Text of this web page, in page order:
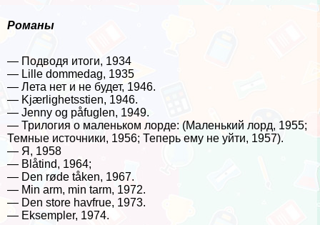
Романы
— Подводя итоги, 1934
— Lille dommedag, 1935
— Лета нет и не будет, 1946.
— Kjærlighetsstien, 1946.
— Jenny og påfuglen, 1949.
— Трилогия о маленьком лорде: (Маленький лорд, 1955;
Темные источники, 1956; Теперь ему не уйти, 1957).
— Я, 1958
— Blåtind, 1964;
— Den røde tåken, 1967.
— Min arm, min tarm, 1972.
— Den store havfrue, 1973.
— Eksempler, 1974.